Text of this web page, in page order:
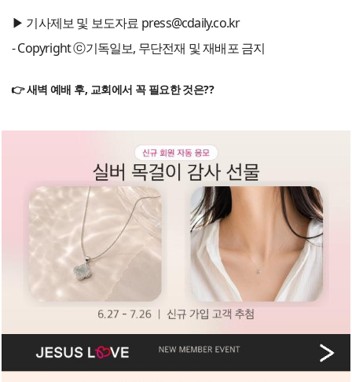
▶ 기사제보 및 보도자료 press@cdaily.co.kr
- Copyright ⓒ기독일보, 무단전재 및 재배포 금지
👉 새벽 예배 후, 교회에서 꼭 필요한 것은??